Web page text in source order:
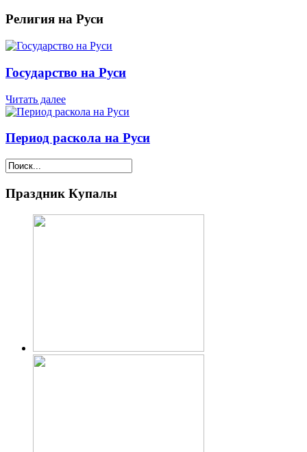
Религия на Руси
Государство на Руси
Читать далее
Период раскола на Руси
Праздник Купалы